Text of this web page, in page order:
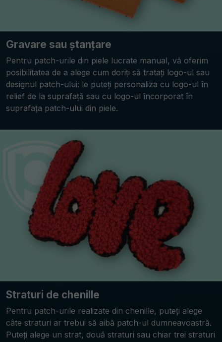
Gravare sau ștanțare
Pentru patch-urile din piele lucrate manual, vă oferim
posibilitatea de a alege cum doriți să tratați logo-ul sau
designul patch-ului: le puteți personaliza cu logo-ul în
relief de la suprafață sau cu logo-ul încorporat în
suprafața patch-ului din piele.
Straturi de chenille
Pentru patch-urile realizate din chenille, puteți alege
câte straturi ar trebui să aibă patch-ul dumneavoastră.
Puteți alege un strat, două straturi sau chiar trei straturi